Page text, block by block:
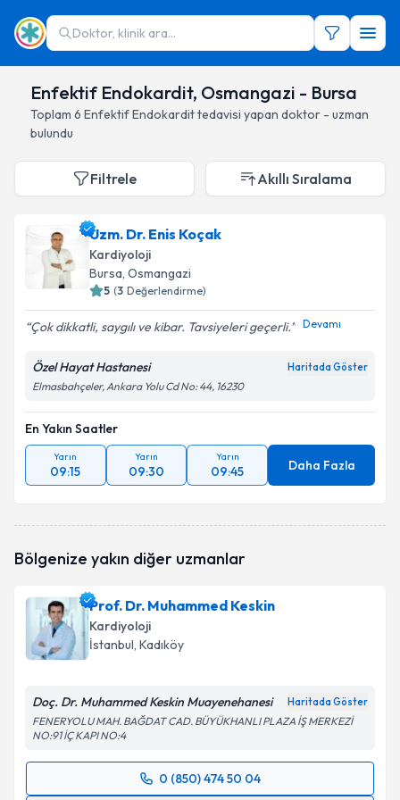
Doktor, klinik ara...
Enfektif Endokardit, Osmangazi - Bursa
Toplam 6 Enfektif Endokardittedavisi yapan doktor - uzman
bulundu
Filtrele Akıllı Sıralama
Uzm. Dr. Enis Koçak
Kardiyoloji
Bursa, Osmangazi
5 (3 Değerlendirme)
Çok dikkatli, saygılı ve kibar. Tavsiyeleri geçerli. Devamı
Özel Hayat Hastanesi Haritada Göster
Elmasbahçeler, Ankara Yolu Cd No: 44, 16230
En Yakın Saatler
Yarın
09:15
Yarın
09:30
Yarın
09:45 Daha Fazla
Bölgenize yakın diğer uzmanlar
Prof. Dr. Muhammed Keskin
Kardiyoloji
İstanbul, Kadıköy
Doç. Dr. Muhammed Keskin Muayenehanesi Haritada Göster
FENERYOLU MAH. BAĞDAT CAD. BÜYÜKHANLI PLAZA İŞ MERKEZİ
NO:91 İÇ KAPI NO:4
0 (850) 474 50 04
Randevu Takvimi Talebi